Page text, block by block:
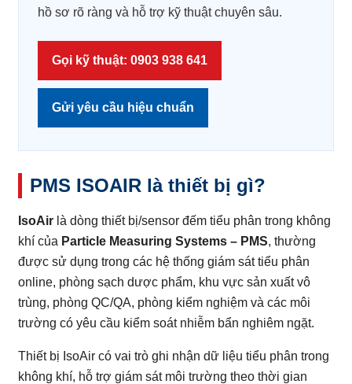
hồ sơ rõ ràng và hỗ trợ kỹ thuật chuyên sâu.
Gọi kỹ thuật: 0903 938 641
Gửi yêu cầu hiệu chuẩn
PMS ISOAIR là thiết bị gì?
IsoAir là dòng thiết bị/sensor đếm tiểu phân trong không
khí của Particle Measuring Systems – PMS, thường
được sử dụng trong các hệ thống giám sát tiểu phân
online, phòng sạch dược phẩm, khu vực sản xuất vô
trùng, phòng QC/QA, phòng kiểm nghiệm và các môi
trường có yêu cầu kiểm soát nhiễm bẩn nghiêm ngặt.
Thiết bị IsoAir có vai trò ghi nhận dữ liệu tiểu phân trong
không khí, hỗ trợ giám sát môi trường theo thời gian